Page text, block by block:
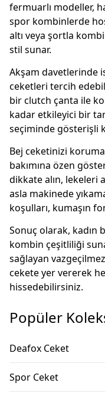
fermuarlı modeller,
spor kombinlerde
altı veya şortla
stil sunar.
Akşam davetlerinde
ceketleri tercih
bir clutch çanta ile
kadar etkileyici bir
seçiminde gösterişli
Bej ceketinizi
bakımına özen
dikkate alın, lekeleri
asla makinede
koşulları, kumaşın
Sonuç olarak, kadın
kombin çeşitliliği
sağlayan
cekete yer vererek
hissedebilirsiniz.
Popüler
Deafox Ceket
Spor Ceket